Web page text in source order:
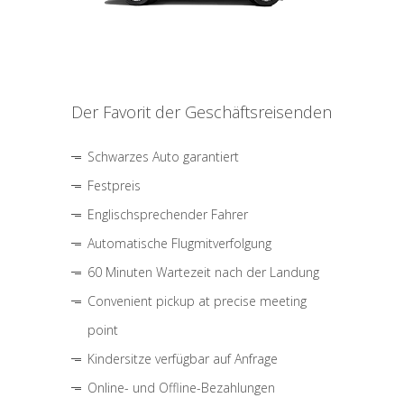
Der Favorit der Geschäftsreisenden
Schwarzes Auto garantiert
Festpreis
Englischsprechender Fahrer
Automatische Flugmitverfolgung
60 Minuten Wartezeit nach der Landung
Convenient pickup at precise meeting
point
Kindersitze verfügbar auf Anfrage
Online- und Offline-Bezahlungen